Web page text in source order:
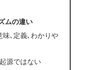
ムの違い
味､定義､わかりや
源ではない